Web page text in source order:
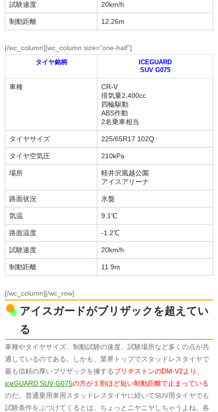
試験速度 20km/h
制動距離 12.26m
[/wc_column][wc_column size=”one-half”]
タイヤ銘柄
ICEGUARD
SUV G075
車種
CR-V
排気量2,400cc
四輪駆動
ABS作動
2名乗車相当
タイヤサイズ 225/65R17 102Q
タイヤ空気圧 210kPa
場所
軽井沢風越公園
アイスアリーナ
路面状況 氷盤
気温 9.1℃
路面温度 -1.2℃
試験速度 20km/h
制動距離 11.9m
[/wc_column][/wc_row]
アイスガードがブリザックを超えてい
る
車種やタイヤサイズ、制動試験の速度、試験場所など多くの点が共
通しているのである。しかも、業界トップでスタッドレスタイヤで
最も信頼の厚いブリザックを擁するブリヂストンのDM-V2より、
iceGUARD SUV G075の方が１割ほど短い制動距離で止まっている
のだ。普通乗用車用スタッドレスタイヤに続いてSUV用タイヤでも
試験条件をぶつけてくるとは、ちょっとニヤニヤしちゃうよね。各